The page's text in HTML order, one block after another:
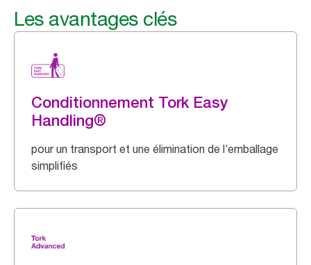
Les avantages clés
Conditionnement Tork Easy
Handling®
pour un transport et une élimination de l’emballage
simplifiés